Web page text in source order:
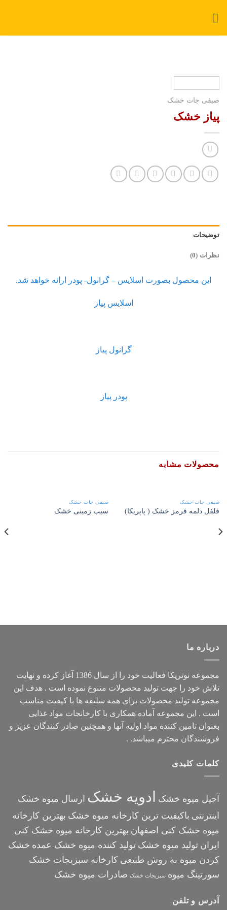
صیفی جات خشک
پیاز خشک
توضیحات
نظرات (0)
این محصول بصورت اسلایس – گرانول- پودر ارائه خواهد شد.
اسلایس پیاز
گرانول پیاز
پودر پیاز
محصولات مشابه
صیفی جات خشک
فلفل دلمه قرمز خشک ( پاپریکا)
صیفی جات خشک
سیب زمینی خشک
درباره ما
مجموعه نوتریکا
فعالیت خود را از سال 1386 آغاز کرده و نهایت
تلاش خود را جهت تولید محصولات متنوع نموده است . هدف این
مجموعه تولید محصولات برای همه سلیقه ها با کیفیت مناسب
است . این مجموعه آماده همکاری با کارخانجات مواد غذایی
بعنوان تامین کننده مواد اولیه آنها و همچنین صادر کنندگان عزیز و
فروشندگان محترم میباشد. .
کلمات کلیدی
آجیل میوه خشک ادویه خشک ارسال میوه خشک
اینترنتی باکیفیت ترین کارخانه میوه خشک بهترین کارخانه
میوه خشک کنی اصفهان بهترین کارخانه میوه خشک کنی
ایران تولید میوه خشک تولید کننده میوه خشک عمده خشک
کردن میوه به روش طبیعی کارخانه سبزیجات خشک
سورتینگ میوه سبزیجات خشک صادرات میوه خشک
آدرس و تلفن